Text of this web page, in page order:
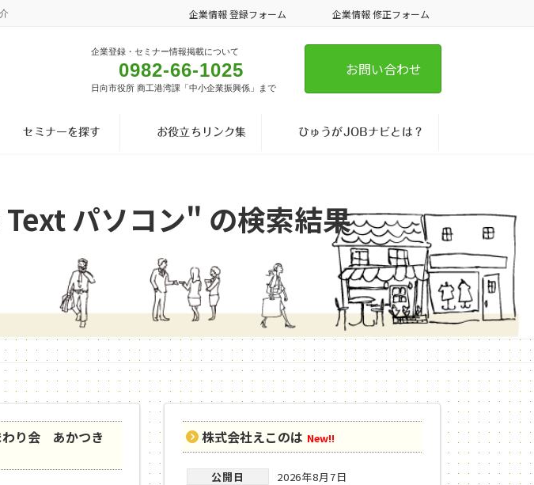
企業情報 登録フォーム 企業情報 修正フォーム
企業登録・セミナー情報掲載について
0982-66-1025
日向市役所 商工港湾課「中小企業振興係」まで
お問い合わせ
セミナーを探す お役立ちリンク集 ひゅうがJOBナビとは？
パソコン" の検索結果
わり会 あかつき
株式会社えこのは New!!
公開日
2026年8月7日